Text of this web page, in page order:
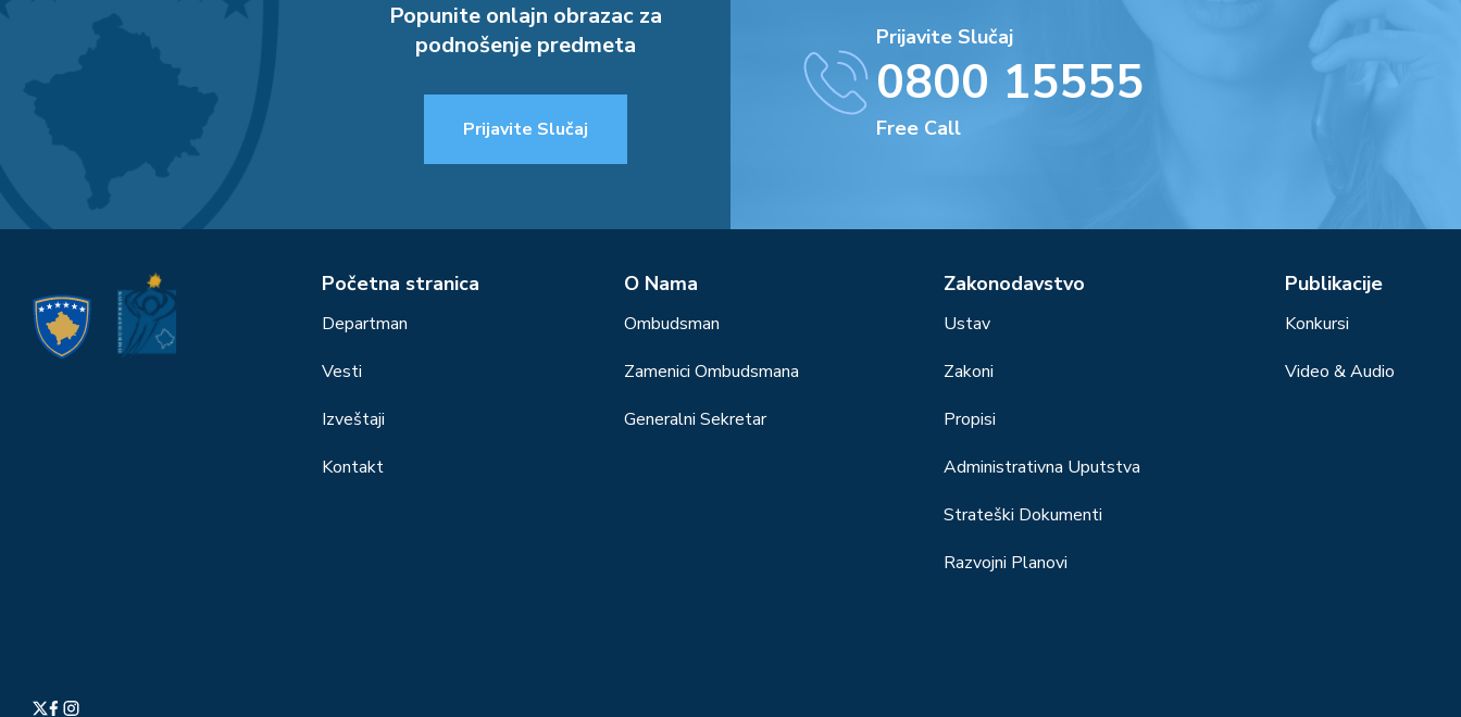
Popunite onlajn obrazac za
podnošenje predmeta
Prijavite Slučaj
Prijavite Slučaj
0800 15555
Free Call
Početna stranica
Departman
Vesti
Izveštaji
Kontakt
О Nama
Ombudsman
Zamenici Ombudsmana
Generalni Sekretar
Zakonodavstvo
Ustav
Zakoni
Propisi
Administrativna Uputstva
Strateški Dokumenti
Razvojni Planovi
Publikacije
Konkursi
Video & Audio